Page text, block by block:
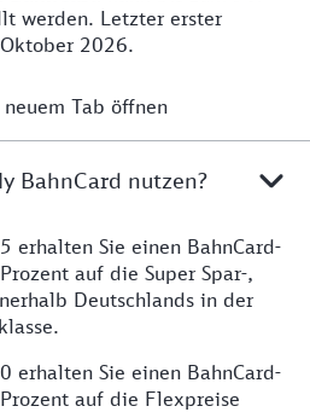
werden. Letzter erster
2026.
Tab öffnen
BahnCard nutzen?
erhalten Sie einen BahnCard-
auf die Super Spar-,
Deutschlands in der
erhalten Sie einen BahnCard-
auf die Flexpreise